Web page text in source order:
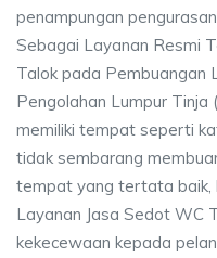
penampungan
Sebagai Layanan Resmi
Talok pada Pembuangan
Pengolahan Lumpur Tinja
memiliki tempat seperti
tidak sembarang
tempat yang tertata baik,
Layanan Jasa Sedot WC
kekecewaan kepada